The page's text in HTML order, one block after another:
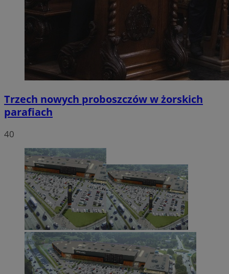
Trzech nowych proboszczów w żorskich
parafiach
40